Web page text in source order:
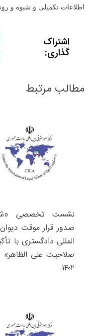
اطلاعات تکمیلی و شیوه و
اشتراک
گذاری:
مطالب مرتبط
نشست تخصصی
صدور قرار موقت
المللی دادگستری با
صلاحیت علی الظاهر»
۱۴۰۲